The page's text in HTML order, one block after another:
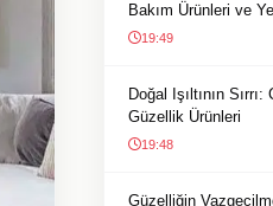
Bakım Ürünleri ve
19:49
Doğal Işıltının
Güzellik Ürünleri
19:48
Güzelliğin